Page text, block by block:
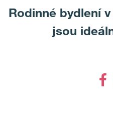
Rodinné bydlení
jsou